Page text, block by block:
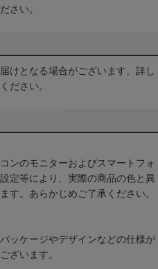
さい。
けとなる場合がございます。詳し
ださい。
ンのモニターおよびスマートフォ
定等により、実際の商品の色と異
す。あらかじめご了承ください。
ッケージやデザインなどの仕様が
ざいます。